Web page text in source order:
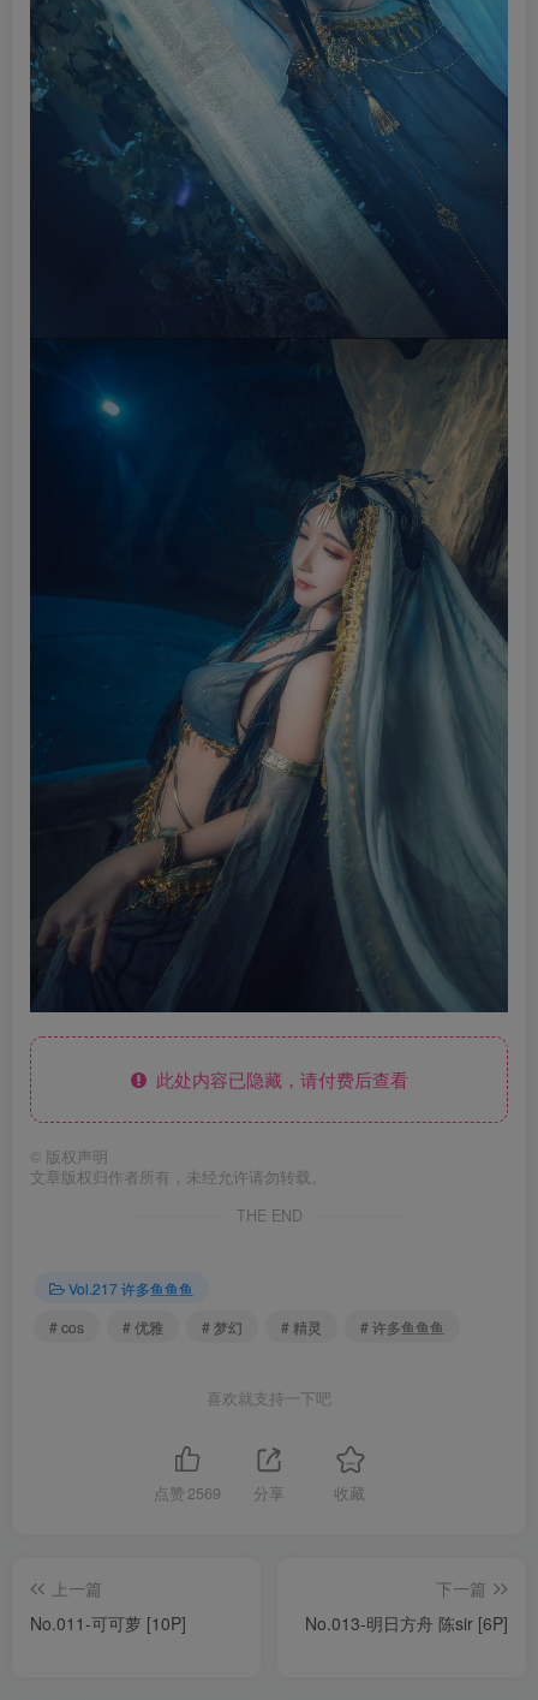
此处内容已隐藏，请付费后查看
© 版权声明
文章版权归作者所有，未经允许请勿转载。
THE END
Vol.217 许多鱼鱼鱼
# cos
# 优雅 # 梦幻 # 精灵 # 许多鱼鱼鱼
喜欢就支持一下吧
点赞 2569 分享 收藏
上一篇
No.011-可可萝 [10P]
下一篇
No.013-明日方舟 陈sir [6P]